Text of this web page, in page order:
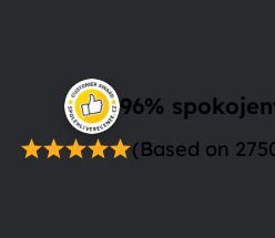
96%
(Based on